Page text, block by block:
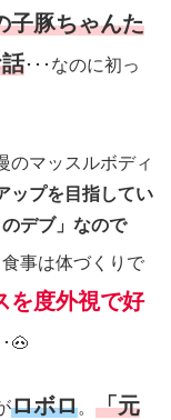
子豚ちゃんた
･･･なのに初っ
のマッスルボディ
ップを目指してい
デブ」なので
事は体づくりで
を度外視で好
🐽
ロボロ。 「元